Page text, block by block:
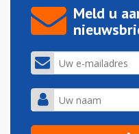
Meld u